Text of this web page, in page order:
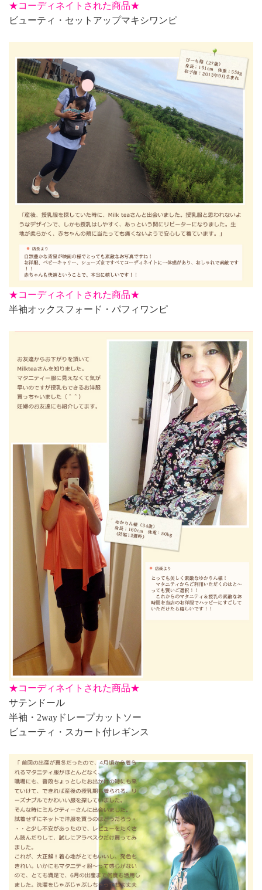
★コーディネイトされた商品★
ビューティ・セットアップマキシワンピ
★コーディネイトされた商品★
半袖オックスフォード・パフィワンピ
★コーディネイトされた商品★
サテンドール
半袖・2wayドレープカットソー
ビューティ・スカート付レギンス